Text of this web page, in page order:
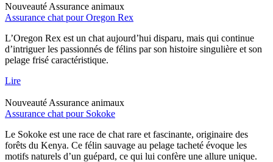
Nouveauté Assurance animaux
Assurance chat pour Oregon Rex
L’Oregon Rex est un chat aujourd’hui disparu, mais qui continue
d’intriguer les passionnés de félins par son histoire singulière et son
pelage frisé caractéristique.
Lire
Nouveauté Assurance animaux
Assurance chat pour Sokoke
Le Sokoke est une race de chat rare et fascinante, originaire des
forêts du Kenya. Ce félin sauvage au pelage tacheté évoque les
motifs naturels d’un guépard, ce qui lui confère une allure unique.